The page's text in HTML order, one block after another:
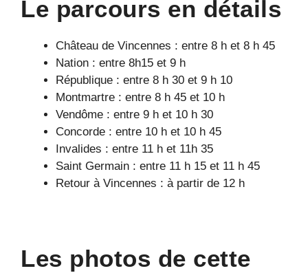
Le parcours en détails
Château de Vincennes : entre 8 h et 8 h 45
Nation : entre 8h15 et 9 h
République : entre 8 h 30 et 9 h 10
Montmartre : entre 8 h 45 et 10 h
Vendôme : entre 9 h et 10 h 30
Concorde : entre 10 h et 10 h 45
Invalides : entre 11 h et 11h 35
Saint Germain : entre 11 h 15 et 11 h 45
Retour à Vincennes : à partir de 12 h
Les photos de cette